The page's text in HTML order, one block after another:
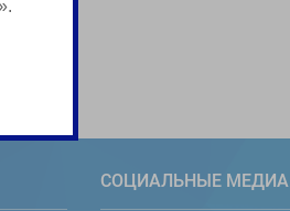
СОЦИАЛЬНЫЕ МЕДИА